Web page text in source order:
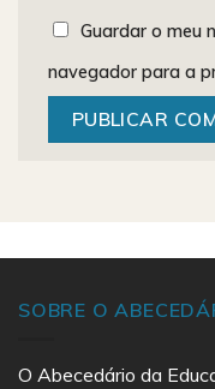
Guardar o meu
navegador para a
SOBRE O
O Abecedário da